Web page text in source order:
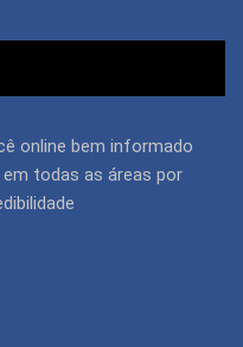
online bem informado
todas as áreas por